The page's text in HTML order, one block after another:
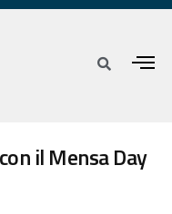
il Mensa Day